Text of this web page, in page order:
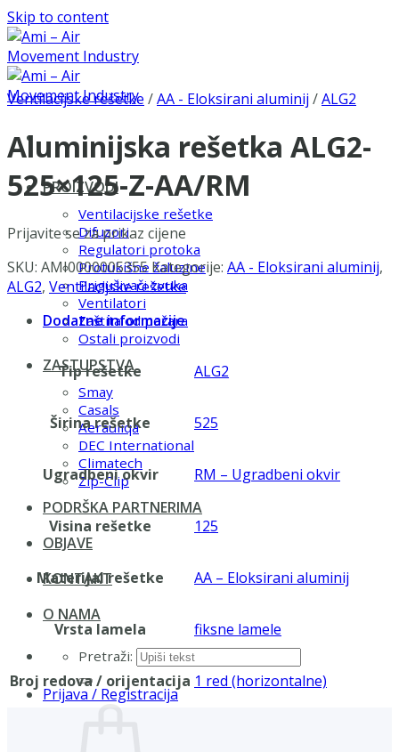
Skip to content
PROIZVODI
Ventilacijske rešetke
Difuzori
Regulatori protoka
Protukišne žaluzine
Prigušivači zvuka
Ventilatori
Zaštita od požara
Ostali proizvodi
ZASTUPSTVA
Smay
Casals
Aerauliqa
DEC International
Climatech
Zip-Clip
PODRŠKA PARTNERIMA
OBJAVE
KONTAKT
O NAMA
Pretraži:
Prijava / Registracija
Ventilacijske rešetke /AA - Eloksirani aluminij /ALG2
Aluminijska rešetka ALG2-
525×125-Z-AA/RM
Prijavite se za prikaz cijene
SKU: AMI0000005355 Kategorije: AA - Eloksirani aluminij,
ALG2, Ventilacijske rešetke
Dodatne informacije
Tip rešetke ALG2
Širina rešetke 525
Ugradbeni okvir RM – Ugradbeni okvir
Visina rešetke 125
Materijal rešetke AA – Eloksirani aluminij
Vrsta lamela fiksne lamele
Broj redova / orijentacija 1 red (horizontalne)